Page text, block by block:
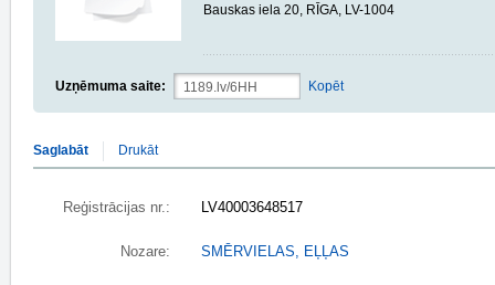
Bauskas iela 20, RĪGA, LV-1004
Uzņēmuma saite: Kopēt
Saglabāt Drukāt
Reģistrācijas nr.: LV40003648517
Nozare: SMĒRVIELAS, EĻĻAS